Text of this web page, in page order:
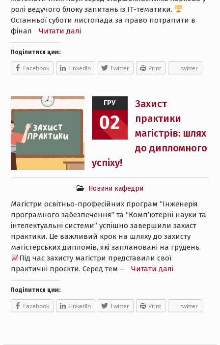
ролі ведучого блоку запитань із ІТ-тематики.
Останньої суботи листопада за право потрапити в
фінал
Читати далі
Поділитися цим:
Facebook LinkedIn Twitter Print twitter
ГРУ
02
Захист
практики
магістрів: шлях
до дипломного
успіху!
Новини кафедри
Магістри освітньо-професійних програм “Інженерія
програмного забезпечення” та “Комп’ютерні науки та
інтелектуальні системи” успішно завершили захист
практики. Це важливий крок на шляху до захисту
магістерських дипломів, які заплановані на грудень.
Під час захисту магістри представили свої
практичні проєкти. Серед тем –
Читати далі
Поділитися цим:
Facebook LinkedIn Twitter Print twitter